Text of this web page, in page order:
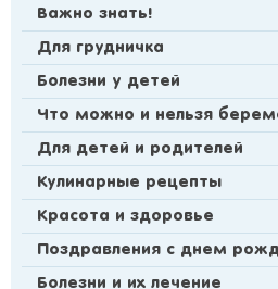
Важно знать!
Для грудничка
Болезни у детей
Что можно и нельзя
Для детей и родителей
Кулинарные рецепты
Красота и здоровье
Поздравления с днем
Болезни и их лечение